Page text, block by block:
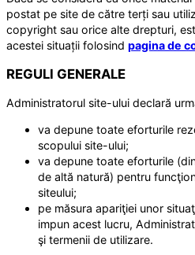
postat pe site de către terți sau
copyright sau orice alte drepturi,
acestei situații folosind pagina de
REGULI GENERALE
Administratorul site-ului declară
va depune toate eforturile
scopului site-ului;
va depune toate eforturile
de altă natură) pentru
siteului;
pe măsura apariţiei unor
impun acest lucru,
şi termenii de utilizare.